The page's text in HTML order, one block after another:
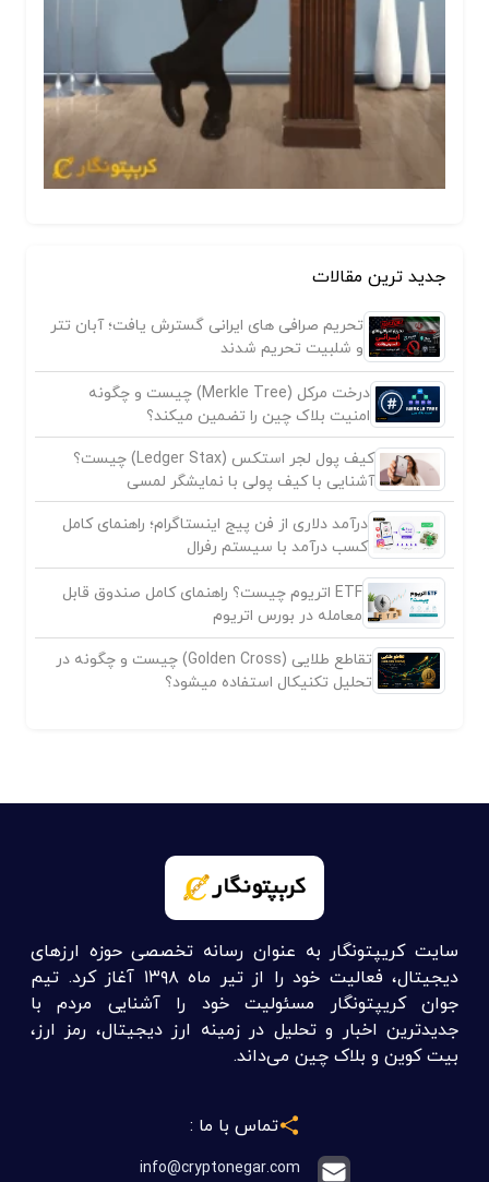
جدید ترین مقالات
تحریم صرافی های ایرانی گسترش یافت؛ آبان تتر
و شلبیت تحریم شدند
درخت مرکل (Merkle Tree) چیست و چگونه
امنیت بلاک چین را تضمین میکند؟
کیف پول لجر استکس (Ledger Stax) چیست؟
آشنایی با کیف پولی با نمایشگر لمسی
درآمد دلاری از فن پیج اینستاگرام؛ راهنمای کامل
کسب درآمد با سیستم رفرال
ETF اتریوم چیست؟ راهنمای کامل صندوق قابل
معامله در بورس اتریوم
تقاطع طلایی (Golden Cross) چیست و چگونه در
تحلیل تکنیکال استفاده میشود؟
سایت کریپتونگار به عنوان رسانه تخصصی حوزه ارزهای
دیجیتال، فعالیت خود را از تیر ماه ۱۳۹۸ آغاز کرد. تیم
جوان کریپتونگار مسئولیت خود را آشنایی مردم با
جدیدترین اخبار و تحلیل در زمینه ارز دیجیتال، رمز ارز،
بیت کوین و بلاک چین می‌داند.
تماس با ما :
info@cryptonegar.com